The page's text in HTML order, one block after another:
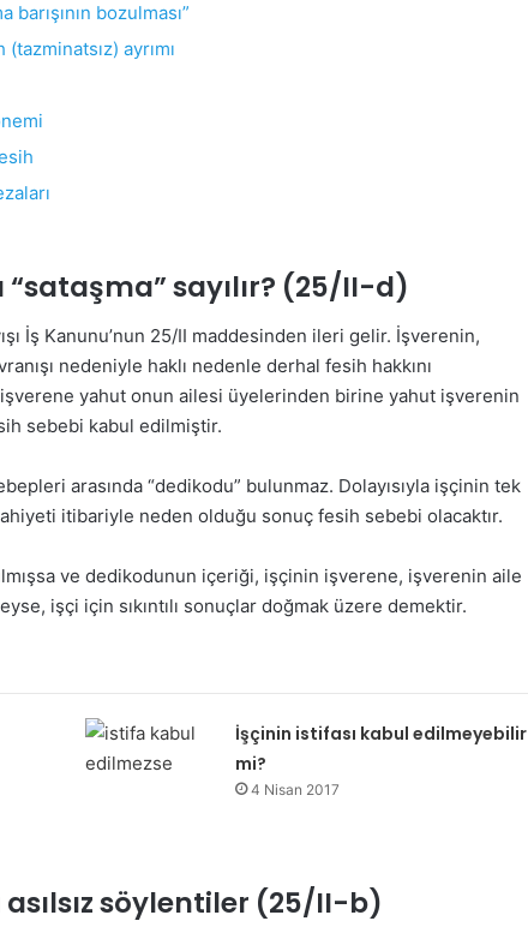
barışının bozulması”
ayrımı
sayılır? (25/II-d)
İş Kanunu’nun 25/II maddesinden ileri gelir. İşverenin,
nedeniyle haklı nedenle derhal fesih hakkını
yahut onun ailesi üyelerinden birine yahut işverenin
sebebi kabul edilmiştir.
arasında “dedikodu” bulunmaz. Dolayısıyla işçinin tek
itibariyle neden olduğu sonuç fesih sebebi olacaktır.
ve dedikodunun içeriği, işçinin işverene, işverenin aile
işçi için sıkıntılı sonuçlar doğmak üzere demektir.
İşçinin istifası kabul edilmeyebilir
mi?
4 Nisan 2017
söylentiler (25/II-b)